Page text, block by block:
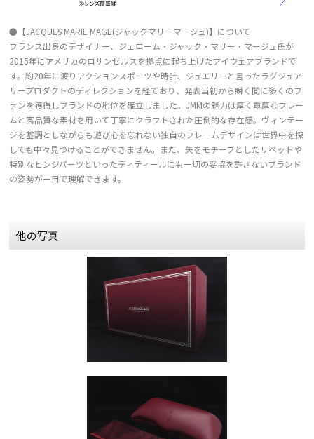
●【JACQUES MARIE MAGE(ジャックマリーマージュ)】について
フランス出身のデザイナー、ジェローム・ジャック・マリー・マージュ氏が
2015年にアメリカのロサンゼルスを拠点に起ち上げたアイウェアブランドで
す。約20年に渡りアクションスポーツや時計、ジュエリーと言ったラグジュア
リープロダクトのディレクションを経ており、発表当初から瞬く間に多くのフ
ァンを獲得しブランドの地位を確立しました。JMMの魅力は厚く重厚なフレー
ムと高品質な素材を用いて丁寧にクラフトされた圧倒的な存在感。ヴィンテー
ジを基調としながらも遊び心を忘れない独自のフレームデザインは世界中を探
しても中々見つけることができません。また、矢をモチーフとしたリベットや
特別なヒンジパーツといったディティールにも一切の妥協を許さないブランド
の姿勢が一目で理解できます。
他の写真